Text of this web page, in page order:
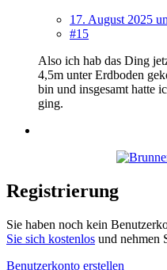
17. August 2025
#15
Also ich hab das Ding
4,5m unter Erdboden
bin und insgesamt hatte
ging.
Registrierung
Sie haben noch kein
Sie sich kostenlos und nehmen
Benutzerkonto erstellen